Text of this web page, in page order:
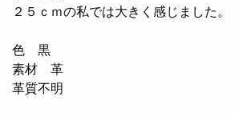
２５ｃｍの私では大きく感じました。
色 黒
素材 革
革質不明